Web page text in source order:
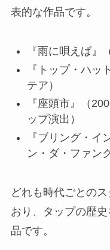
表的な作品です。
『雨に唄えば』
『トップ・ハッ
テア）
『座頭市』（
ップ演出）
『ブリング・イ
ン・ダ・ファン
どれも時代ごとの
おり、タップの歴
品です。